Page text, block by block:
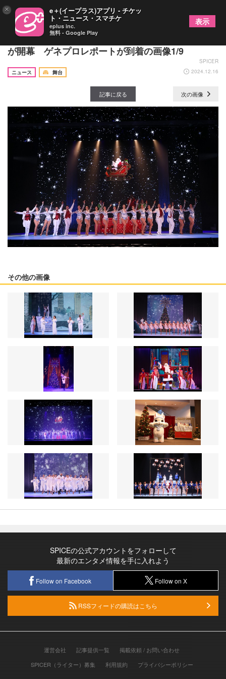
『ブロードウェイ クリスマス・ワンダーランド』
が開幕 ゲネプロレポートが到着の画像1/9
SPICER
ニュース
舞台 2024.12.16
記事に戻る 次の画像
その他の画像
SPICEの公式アカウントをフォローして
最新のエンタメ情報を手に入れよう
Follow on Facebook Follow on X
RSSフィードの購読はこちら
運営会社 記事提供一覧
掲載依頼 / お問い合わせ
SPICER（ライター）募集
利用規約 プライバシーポリシー
× e＋(イープラス)アプリ - チケッ
ト・ニュース・スマチケ
eplus inc.
無料 - Google Play
表示